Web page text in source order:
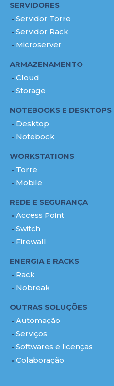
SERVIDORES
Servidor Torre
Servidor Rack
Microserver
ARMAZENAMENTO
Cloud
Storage
NOTEBOOKS E DESKTOPS
Desktop
Notebook
WORKSTATIONS
Torre
Mobile
REDE E SEGURANÇA
Access Point
Switch
Firewall
ENERGIA E RACKS
Rack
Nobreak
OUTRAS SOLUÇÕES
Automação
Serviços
Softwares e licenças
Colaboração